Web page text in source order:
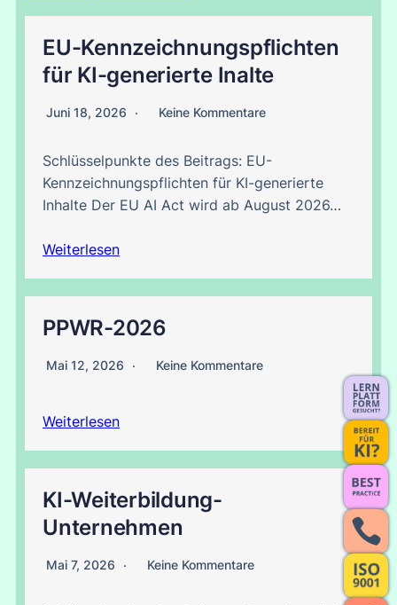
EU-Kennzeichnungspflichten
für KI-generierte Inalte
Juni 18, 2026 Keine Kommentare
Schlüsselpunkte des Beitrags: EU-
Kennzeichnungspflichten für KI-generierte
Inhalte Der EU AI Act wird ab August 2026…
Weiterlesen
PPWR-2026
Mai 12, 2026 Keine Kommentare
Weiterlesen
KI-Weiterbildung-
Unternehmen
Mai 7, 2026 Keine Kommentare